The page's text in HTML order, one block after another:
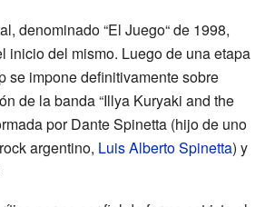
denominado “El Juego“ de 1998,
inicio del mismo. Luego de una etapa
se impone definitivamente sobre
de la banda “Illya Kuryaki and the
por Dante Spinetta (hijo de uno
argentino, Luis Alberto Spinetta) y